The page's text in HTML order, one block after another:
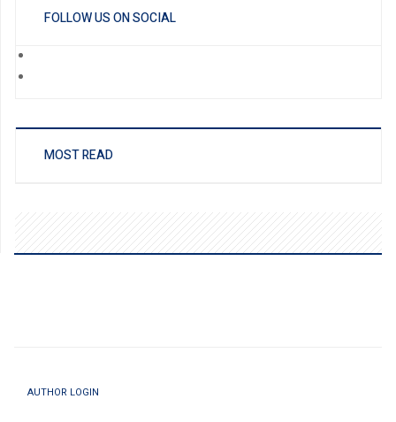
FOLLOW US ON SOCIAL
MOST READ
AUTHOR LOGIN